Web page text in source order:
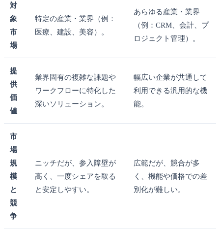
対
象
市
場
特定の産業・業界（例：
医療、建設、美容）。
あらゆる産業・業界
（例：CRM、会計、プ
ロジェクト管理）。
提
供
価
値
業界固有の複雑な課題や
ワークフローに特化した
深いソリューション。
幅広い企業が共通して
利用できる汎用的な機
能。
市
場
規
模
と
競
争
ニッチだが、参入障壁が
高く、一度シェアを取る
と安定しやすい。
広範だが、競合が多
く、機能や価格での差
別化が難しい。